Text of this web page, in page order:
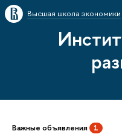
Высшая школа экономики
Важные объявления 1